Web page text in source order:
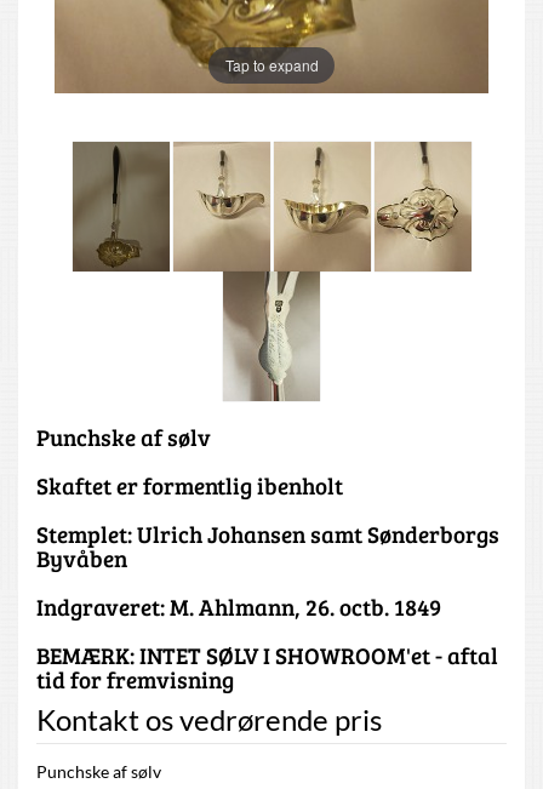
Tap to expand
Punchske af sølv
Skaftet er formentlig ibenholt
Stemplet: Ulrich Johansen samt Sønderborgs
Byvåben
Indgraveret: M. Ahlmann, 26. octb. 1849
BEMÆRK: INTET SØLV I SHOWROOM'et - aftal
tid for fremvisning
Kontakt os vedrørende pris
Punchske af sølv